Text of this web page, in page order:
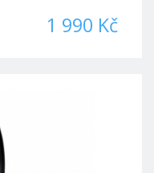
1 990 Kč